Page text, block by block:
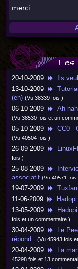
merci
Les
20-10-2009 Ils
13-10-2009
(en) (Vu 38339 fois )
06-10-2009 Ah
(Vu 38530 fois et un
05-10-2009 CC0 -
(Vu 40504 fois )
26-09-2009
fois )
25-08-2009
associatif (Vu 40571 fois
19-07-2009
11-06-2009
13-05-2009
fois et un commentaire )
30-04-2009
Le
répond..
(Vu 45943 fois
20-04-2009 La
45298 fois et 13